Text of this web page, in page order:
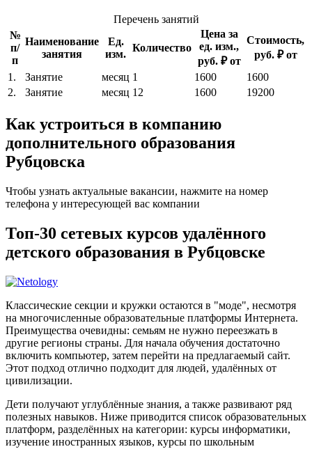
Перечень занятий
№
п/
п
Наименование
занятия
Ед.
изм.
Количество
Цена за
ед. изм.,
руб. ₽ от
Стоимость,
руб. ₽ от
1.
Занятие месяц 1 1600
1600
2.
Занятие месяц 12 1600 19200
Как устроиться в компанию
дополнительного образования
Рубцовска
Чтобы узнать актуальные вакансии, нажмите на номер
телефона у интересующей вас компании
Топ-30 сетевых курсов удалённого
детского образования в Рубцовске
Классические секции и кружки остаются в "моде", несмотря
на многочисленные образовательные платформы Интернета.
Преимущества очевидны: семьям не нужно переезжать в
другие регионы страны. Для начала обучения достаточно
включить компьютер, затем перейти на предлагаемый сайт.
Этот подход отлично подходит для людей, удалённых от
цивилизации.
Дети получают углублённые знания, а также развивают ряд
полезных навыков. Ниже приводится список образовательных
платформ, разделённых на категории: курсы информатики,
изучение иностранных языков, курсы по школьным